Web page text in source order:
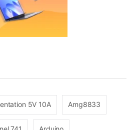
5V 10A Amg8833